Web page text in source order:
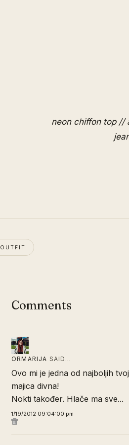
neon chiffon top //
OUTFIT
Comments
ORMARIJA SAID…
Ovo mi je jedna od najboljih
majica divna!
Nokti također. Hlače ma sve...
1/19/2012 09:04:00 pm